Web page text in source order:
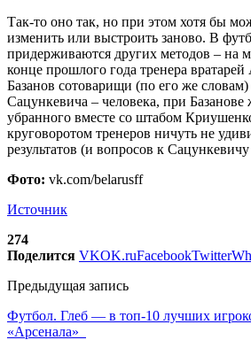
Так-то оно так, но при этом хотя бы
изменить или выстроить заново. В
придерживаются других методов – на
конце прошлого года тренера
Базанов сотоварищи (по его же
Сацункевича – человека, при Базанове
убранного вместе со штабом
круговоротом тренеров ничуть не
результатов (и вопросов к
Фото: vk.com/belarusff
Источник
274
Поделится VKOK.ruFacebookTwitter
Предыдущая запись
Футбол. Глеб — в топ-10 лучших
«Арсенала»